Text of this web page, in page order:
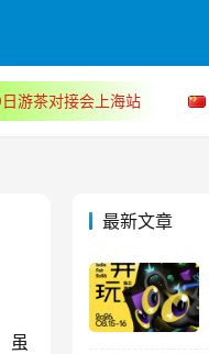
游茶对接会上海站
虽
最新文章